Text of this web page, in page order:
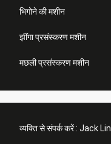
भिगोने की मशीन
झींगा प्रसंस्करण मशीन
मछली प्रसंस्करण मशीन
व्यक्ति से संपर्क करें : Jack Lin